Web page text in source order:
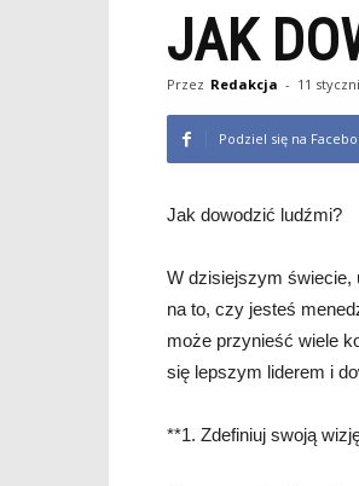
JAK
Przez Redakcja - 11
Podziel się na
Jak dowodzić ludźmi?
W dzisiejszym świecie,
na to, czy jesteś
może przynieść wiele
się lepszym liderem i
**1. Zdefiniuj swoją